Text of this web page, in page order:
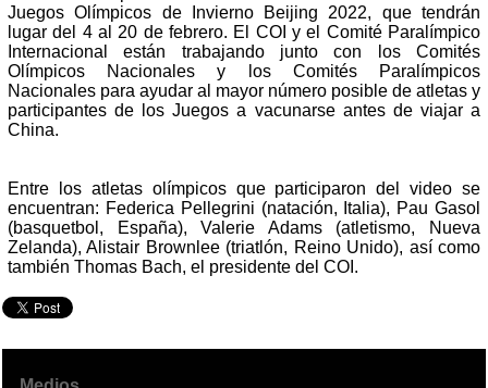
Juegos Olímpicos de Invierno Beijing 2022, que tendrán
lugar del 4 al 20 de febrero. El COI y el Comité Paralímpico
Internacional están trabajando junto con los Comités
Olímpicos Nacionales y los Comités Paralímpicos
Nacionales para ayudar al mayor número posible de atletas y
participantes de los Juegos a vacunarse antes de viajar a
China.
Entre los atletas olímpicos que participaron del video se
encuentran: Federica Pellegrini (natación, Italia), Pau Gasol
(basquetbol, España), Valerie Adams (atletismo, Nueva
Zelanda), Alistair Brownlee (triatlón, Reino Unido), así como
también Thomas Bach, el presidente del COI.